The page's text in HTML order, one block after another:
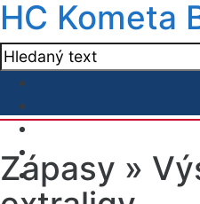
HC Kometa
Zápasy »